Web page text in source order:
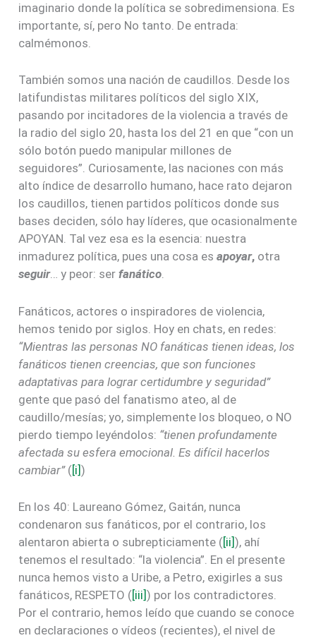
imaginario donde la política se sobredimensiona. Es
importante, sí, pero No tanto. De entrada:
calmémonos.
También somos una nación de caudillos. Desde los
latifundistas militares políticos del siglo XIX,
pasando por incitadores de la violencia a través de
la radio del siglo 20, hasta los del 21 en que “con un
sólo botón puedo manipular millones de
seguidores”. Curiosamente, las naciones con más
alto índice de desarrollo humano, hace rato dejaron
los caudillos, tienen partidos políticos donde sus
bases deciden, sólo hay líderes, que ocasionalmente
APOYAN. Tal vez esa es la esencia: nuestra
inmadurez política, pues una cosa esapoyar, otra
seguir… y peor: serfanático.
Fanáticos, actores o inspiradores de violencia,
hemos tenido por siglos. Hoy en chats, en redes:
“Mientras las personas NO fanáticas tienen ideas, los
fanáticos tienen creencias, que son funciones
adaptativas para lograr certidumbre y seguridad”
gente que pasó del fanatismo ateo, al de
caudillo/mesías; yo, simplemente los bloqueo, o NO
pierdo tiempo leyéndolos: “tienen profundamente
afectada su esfera emocional. Es difícil hacerlos
cambiar” ([i])
En los 40: Laureano Gómez, Gaitán, nunca
condenaron sus fanáticos, por el contrario, los
alentaron abierta o subrepticiamente ([ii]), ahí
tenemos el resultado: “la violencia”. En el presente
nunca hemos visto a Uribe, a Petro, exigirles a sus
fanáticos, RESPETO ([iii]) por los contradictores.
Por el contrario, hemos leído que cuando se conoce
en declaraciones o vídeos (recientes), el nivel de